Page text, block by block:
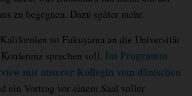
zu begegnen. Dazu später mehr.
ist Fukuyama an die Universität
sprechen soll. Im Programm
mit unserer Kollegin vom dänischen
ein Vortrag vor einem Saal voller